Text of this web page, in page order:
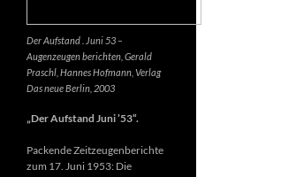
Der Aufstand . Juni 53 –
Augenzeugen berichten, Gerald
Praschl, Hannes Hofmann, Verlag
Das neue Berlin, 2003
„Der Aufstand Juni ’53“.
Packende Zeitzeugenberichte
zum 17. Juni 1953: Die